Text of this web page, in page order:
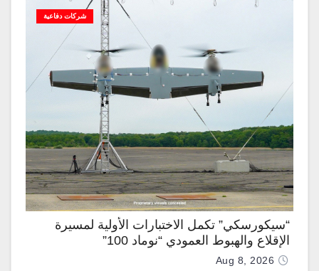
شركات دفاعية
“سيكورسكي” تكمل الاختبارات الأولية لمسيرة
الإقلاع والهبوط العمودي “نوماد 100”
Aug 8, 2026